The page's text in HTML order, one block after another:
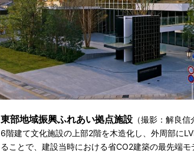
東部地域振興ふれあい拠点施設（撮影：解良信
6階建て文化施設の上部2階を木造化し、外周部に
ることで、建設当時における省CO2建築の最先端モ